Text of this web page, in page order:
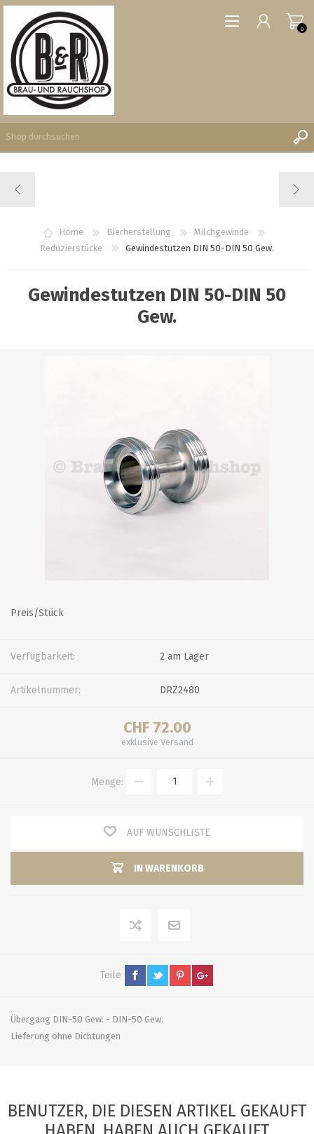
WUNSCHLISTE
0
Home Bierherstellung
Milchgewinde
Reduzierstücke
Gewindestutzen DIN 50-DIN 50 Gew.
Gewindestutzen DIN 50-DIN 50
Gew.
Preis/Stück
Verfügbarkeit: 2 am Lager
Artikelnummer: DRZ2480
CHF 72.00
exklusive Versand
Menge:
AUF WUNSCHLISTE
IN WARENKORB
Teile
Übergang DIN-50 Gew. - DIN-50 Gew.
Lieferung ohne Dichtungen
BENUTZER, DIE DIESEN ARTIKEL GEKAUFT